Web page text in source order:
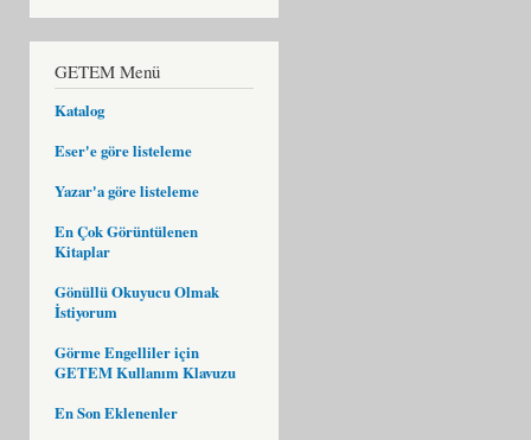
GETEM Menü
Katalog
Eser'e göre listeleme
Yazar'a göre listeleme
En Çok Görüntülenen
Kitaplar
Gönüllü Okuyucu Olmak
İstiyorum
Görme Engelliler için
GETEM Kullanım Klavuzu
En Son Eklenenler